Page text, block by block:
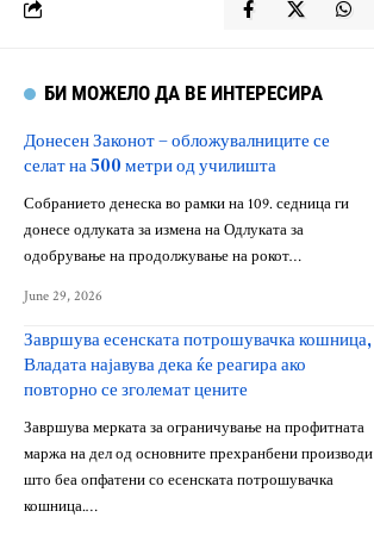
БИ МОЖЕЛО ДА ВЕ ИНТЕРЕСИРА
Донесен Законот – обложувалниците се
селат на 500 метри од училишта
Собранието денеска во рамки на 109. седница ги
донесе одлуката за измена на Одлуката за
одобрување на продолжување на рокот…
June 29, 2026
Завршува есенската потрошувачка кошница,
Владата најавува дека ќе реагира ако
повторно се зголемат цените
Завршува мерката за ограничување на профитната
маржа на дел од основните прехранбени производи
што беа опфатени со есенската потрошувачка
кошница.…